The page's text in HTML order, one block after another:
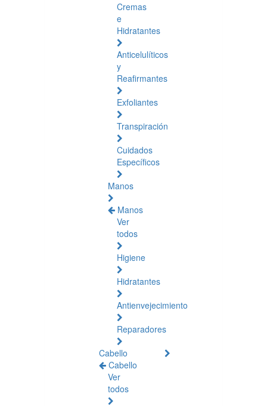
Cremas
e
Hidratantes
Anticelulíticos
y
Reafirmantes
Exfoliantes
Transpiración
Cuidados
Específicos
Manos
Manos
Ver
todos
Higiene
Hidratantes
Antienvejecimiento
Reparadores
Cabello
Cabello
Ver
todos